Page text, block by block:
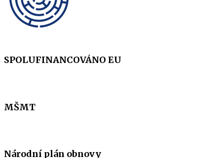
SPOLUFINANCOVÁNO EU
MŠMT
Národní plán obnovy